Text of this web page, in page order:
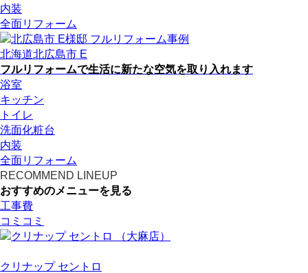
内装
全面リフォーム
北海道北広島市 E
フルリフォームで生活に新たな空気を取り入れます
浴室
キッチン
トイレ
洗面化粧台
内装
全面リフォーム
RECOMMEND LINEUP
おすすめのメニューを見る
工事費
コミコミ
クリナップ セントロ